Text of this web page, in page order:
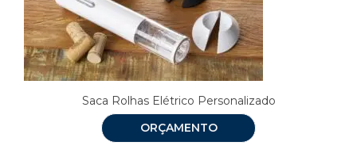
Saca Rolhas Elétrico Personalizado
ORÇAMENTO